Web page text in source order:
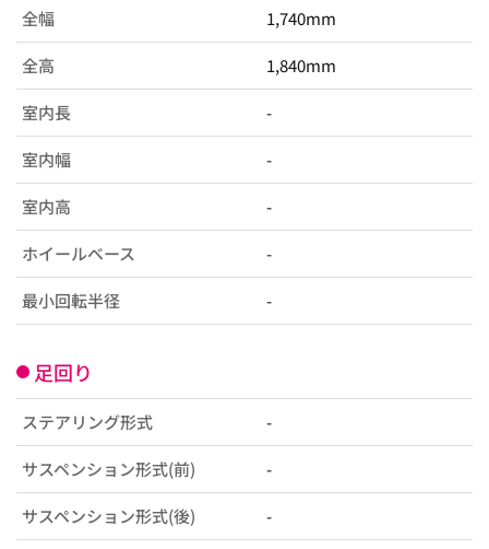
全幅 1,740mm
全高 1,840mm
室内長 -
室内幅 -
室内高 -
ホイールベース -
最小回転半径 -
足回り
ステアリング形式 -
サスペンション形式(前) -
サスペンション形式(後) -